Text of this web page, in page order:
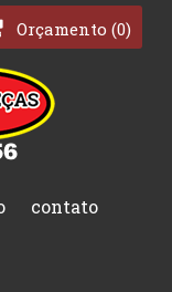
Orçamento (0)
contato